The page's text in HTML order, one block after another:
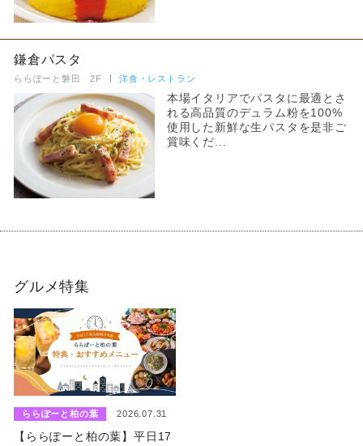
鎌倉パスタ
ららぽーと磐田 2F 洋食・レストラン
本場イタリアでパスタに最適とさ
れる高品質のデュラム粉を100%
使用した新鮮な生パスタを是非ご
賞味くだ...
グルメ特集
ららぽーと柏の葉 2026.07.31
【ららぽーと柏の葉】平日17